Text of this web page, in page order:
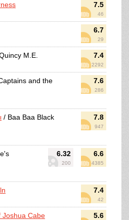
7.5
46
6.7
29
7.4
2292
M.E.
7.6
286
and the
7.8
947
/ Baa Baa Black
6.32
200
6.6
4385
7.4
42
5.6
Joshua Cabe